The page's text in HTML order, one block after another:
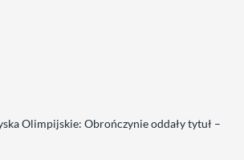
Olimpijskie: Obrończynie oddały tytuł –